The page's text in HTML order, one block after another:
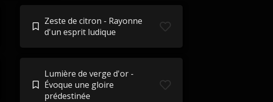
Zeste de citron - Rayonne
d'un esprit ludique
Lumière de verge d'or -
Évoque une gloire
prédestinée